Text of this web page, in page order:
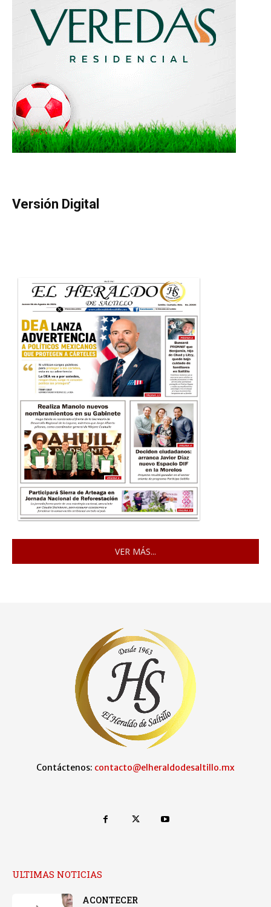
Versión Digital
VER MÁS...
Contáctenos: contacto@elheraldodesaltillo.mx
ULTIMAS NOTICIAS
ACONTECER